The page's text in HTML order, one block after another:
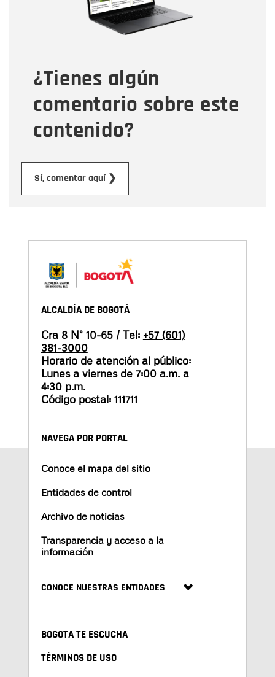
¿Tienes algún
comentario sobre este
contenido?
Sí, comentar aquí ❯
Tipo de comentario
Mensaje
ALCALDÍA DE BOGOTÁ
Cra 8 N° 10-65 / Tel: +57 (601)
381-3000
Horario de atención al público:
Lunes a viernes de 7:00 a.m. a
4:30 p.m.
Código postal: 111711
NAVEGA POR PORTAL
Conoce el mapa del sitio
Entidades de control
Archivo de noticias
Transparencia y acceso a la
información
CONOCE NUESTRAS ENTIDADES
BOGOTA TE ESCUCHA
TÉRMINOS DE USO